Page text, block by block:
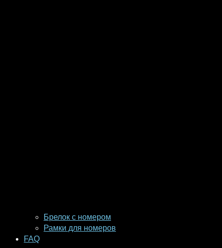
Брелок с номером
Рамки для номеров
FAQ